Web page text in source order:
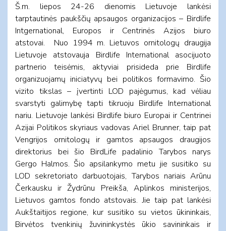
Š.m. liepos 24-26 dienomis Lietuvoje lankėsi
tarptautinės paukščių apsaugos organizacijos – Birdlife
Intgernational, Europos ir Centrinės Azijos biuro
atstovai. Nuo 1994 m. Lietuvos ornitologų draugija
Lietuvoje atstovauja Birdlife International asocijuoto
partnerio teisėmis, aktyviai prisideda prie Birdlife
organizuojamų iniciatyvų bei politikos formavimo. Šio
vizito tikslas – įvertinti LOD pajėgumus, kad vėliau
svarstyti galimybę tapti tikruoju Birdlife International
nariu. Lietuvoje lankėsi Birdlife biuro Europai ir Centrinei
Azijai Politikos skyriaus vadovas Ariel Brunner, taip pat
Vengrijos ornitologų ir gamtos apsaugos draugijos
direktorius bei šio BirdLife padalinio Tarybos narys
Gergo Halmos. Šio apsilankymo metu jie susitiko su
LOD sekretoriato darbuotojais, Tarybos nariais Arūnu
Čerkausku ir Žydrūnu Preikša, Aplinkos ministerijos,
Lietuvos gamtos fondo atstovais. Jie taip pat lankėsi
Aukštaitijos regione, kur susitiko su vietos ūkininkais,
Birvėtos tvenkinių žuvininkystės ūkio savininkais ir